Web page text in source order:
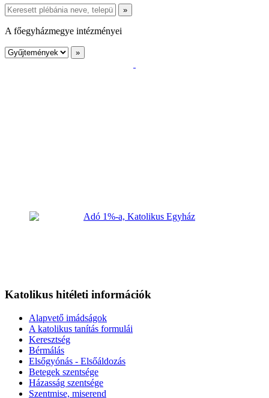
A főegyházmegye intézményei
Katolikus hitéleti információk
Alapvető imádságok
A katolikus tanítás formulái
Keresztség
Bérmálás
Elsőgyónás - Elsőáldozás
Betegek szentsége
Házasság szentsége
Szentmise, miserend